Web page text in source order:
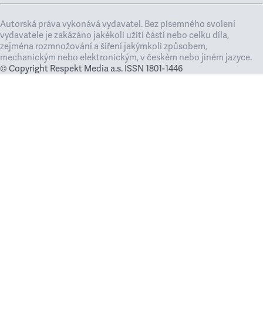
Autorská práva vykonává vydavatel. Bez písemného svolení
vydavatele je zakázáno jakékoli užití částí nebo celku díla,
zejména rozmnožování a šíření jakýmkoli způsobem,
mechanickým nebo elektronickým, v českém nebo jiném jazyce.
© Copyright Respekt Media a.s. ISSN 1801-1446